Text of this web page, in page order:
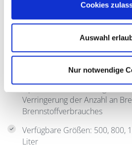
Cookies
Auswahl
Nur notwendige
Pufferspeicher mit
Für Heizungswasser; aus
Mit eingeschweißtem
Ausnützung Ihrer Solaranlage
Optimale Unterstützung für
Verringerung der Anzahl an
Brennstoffverbrauches
Verfügbare Größen: 500, 800,
Liter